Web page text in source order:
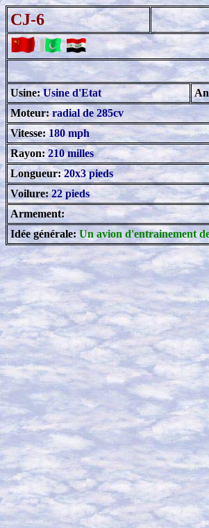
CJ-6
. .
Usine:Usine d'Etat
Moteur: radial de 285cv
Vitesse: 180 mph
Rayon: 210 milles
Longueur:20x3 pieds
Voilure:22 pieds
Armement:
Idée générale:Un avion d'entrainement